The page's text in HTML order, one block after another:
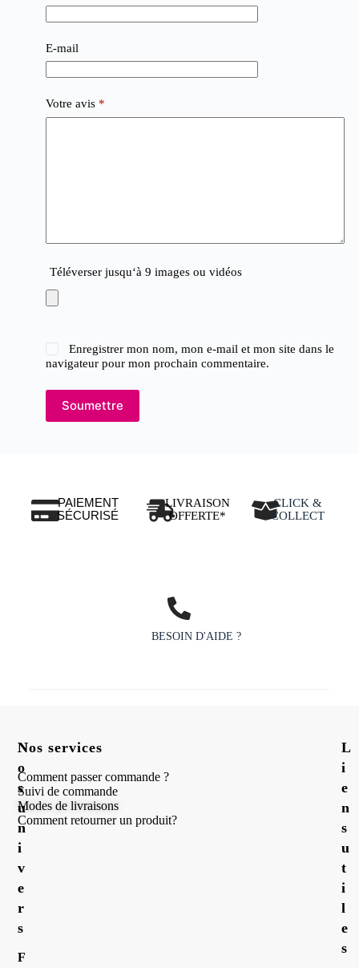
E-mail
Votre avis *
Téléverser jusqu‘à 9 images ou vidéos
Enregistrer mon nom, mon e-mail et mon site dans le
navigateur pour mon prochain commentaire.
Soumettre
PAIEMENT
SÉCURISÉ
LIVRAISON
OFFERTE*
CLICK &
COLLECT
BESOIN D'AIDE ?
N
o
s
u
n
i
v
e
r
s
F
Nos services
Comment passer commande ?
Suivi de commande
Modes de livraisons
Comment retourner un produit?
L
i
e
n
s
u
t
i
l
e
s